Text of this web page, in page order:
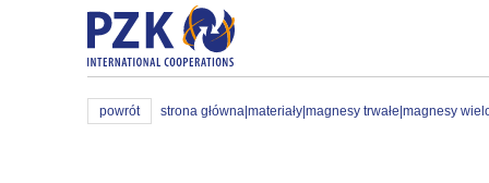
powrót strona główna materiały magnesy trwałe magnesy